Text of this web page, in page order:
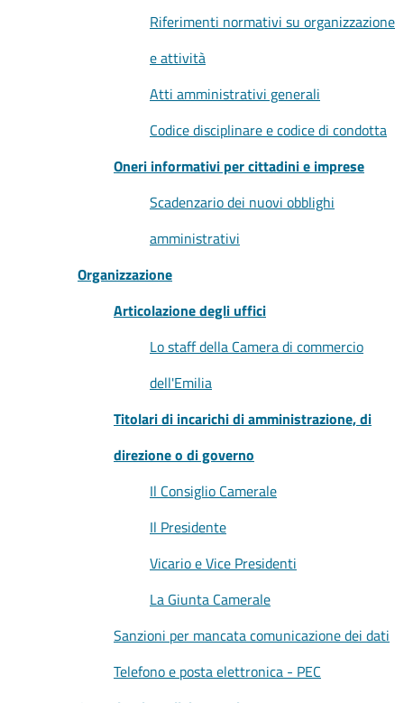
Riferimenti normativi su organizzazione
e attività
Atti amministrativi generali
Codice disciplinare e codice di condotta
Oneri informativi per cittadini e imprese
Scadenzario dei nuovi obblighi
amministrativi
Organizzazione
Articolazione degli uffici
Lo staff della Camera di commercio
dell'Emilia
Titolari di incarichi di amministrazione, di
direzione o di governo
Il Consiglio Camerale
Il Presidente
Vicario e Vice Presidenti
La Giunta Camerale
Sanzioni per mancata comunicazione dei dati
Telefono e posta elettronica - PEC